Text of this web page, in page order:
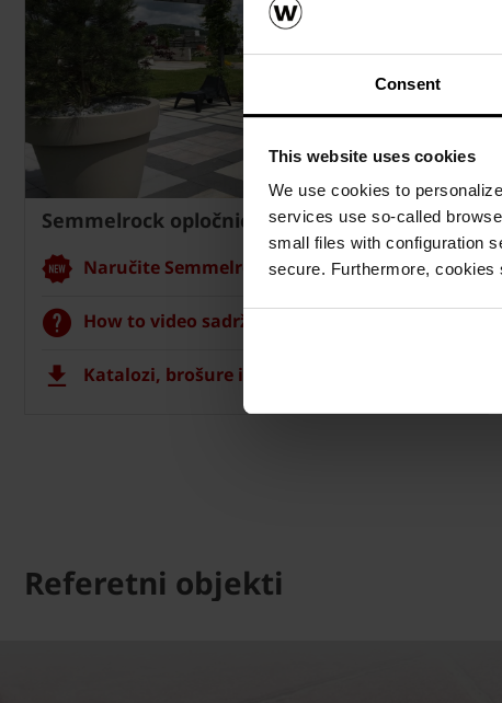
Consent
This website uses cookies
We use cookies to
services use so-called
small files with configuration
secure. Furthermore,
Semmelrock opločnici
Naručite Semmelrock CAD vizualizaciju
How to video sadržaj
Katalozi, brošure i tehnička dokumentacija
Referetni objekti